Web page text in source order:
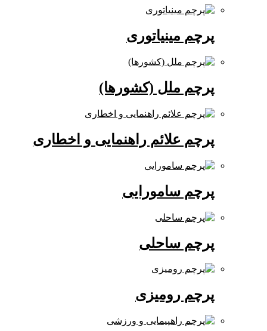
پرچم مینیاتوری
پرچم ملل (کشورها)
پرچم علائم راهنمایی و اخطاری
پرچم سامورایی
پرچم ساحلی
پرچم رومیزی